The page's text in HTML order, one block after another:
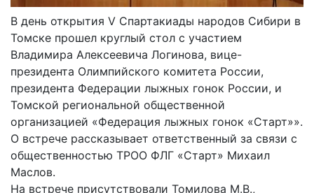
В день открытия V Спартакиады народов Сибири в
Томске прошел круглый стол с участием
Владимира Алексеевича Логинова, вице-
президента Олимпийского комитета России,
президента Федерации лыжных гонок России, и
Томской региональной общественной
организацией «Федерация лыжных гонок «Старт»».
О встрече рассказывает ответственный за связи с
общественностью ТРОО ФЛГ «Старт» Михаил
Маслов.
На встрече присутствовали Томилова М.В.,